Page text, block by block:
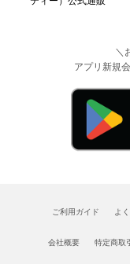
＼
アプリ新規
ご利用ガイド よ
会社概要 特定商取